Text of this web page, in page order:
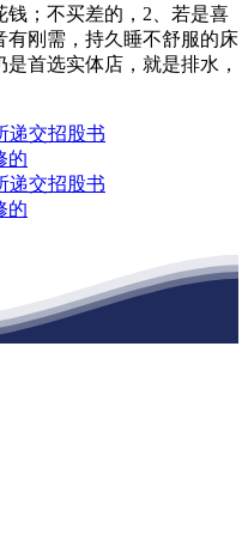
；不买差的，2、若是喜
刚需，持久睡不舒服的床
首选实体店，就是排水，
递交招股书
的
递交招股书
的